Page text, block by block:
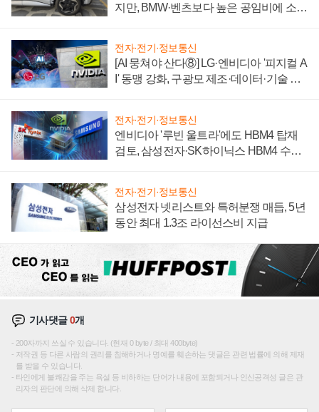
지만, BMW·벤츠보다 높은 공임비에 소비
전자·전기·정보통신
[AI 뭉쳐야 산다⑧] LG·엔비디아 '피지컬 A
I' 동맹 강화, 구광모 제조·데이터·기술 결
전자·전기·정보통신
엔비디아 '루빈 울트라'에도 HBM4 탑재
검토, 삼성전자·SK하이닉스 HBM4 수율
전자·전기·정보통신
삼성전자 넷리스트와 특허분쟁 매듭, 5년
동안 최대 1.3조 라이선스비 지급
기사댓글0개
200자까지 쓰실 수 있습니다. (현재 0 byte / 최대 400byte)
저작권 등 다른 사람의 권리를 침해하거나 명예를 훼손하는 댓글은 관련 법률에 의해 제재
를 받을 수 있습니다.
타인에게 불쾌감을 주는 욕설 등 비하하는 단어가 내용에 포함되거나 인신공격성 글은 관
리자의 판단에 의해 삭제 합니다.